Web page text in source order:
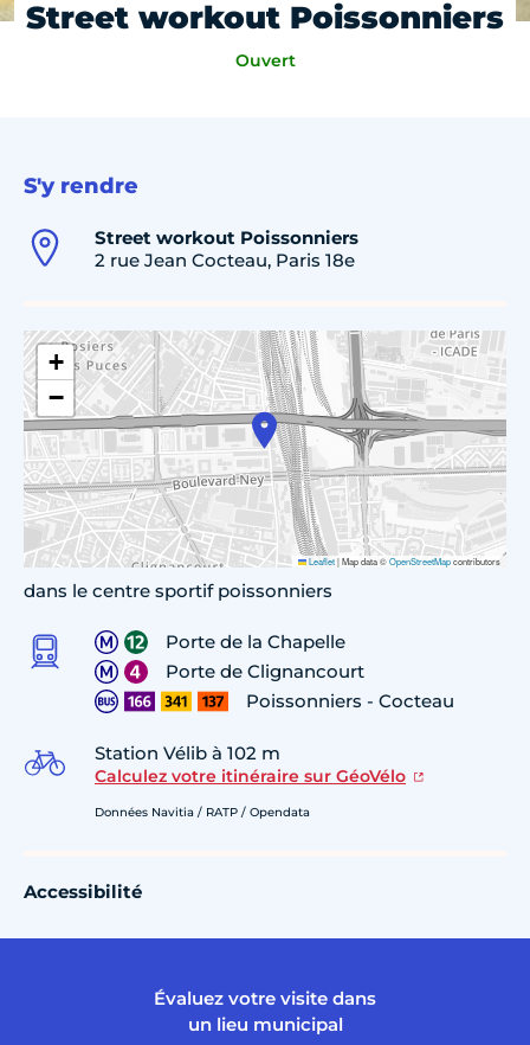
Street workout Poissonniers
Ouvert
S'y rendre
Street workout Poissonniers
2 rue Jean Cocteau, Paris 18e
+
−
Leaflet|Map data ©OpenStreetMapcontributors
dans le centre sportif poissonniers
Porte de la Chapelle
Porte de Clignancourt
Poissonniers - Cocteau
Station Vélib à 102 m
Calculez votre itinéraire sur GéoVélo
Données Navitia / RATP / Opendata
Accessibilité
Évaluez votre visite dans
un lieu municipal